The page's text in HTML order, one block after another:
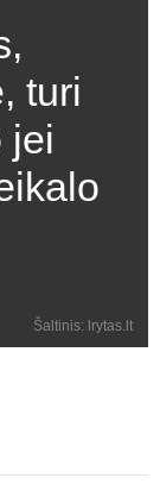
turi
jei
Šaltinis: lrytas.lt